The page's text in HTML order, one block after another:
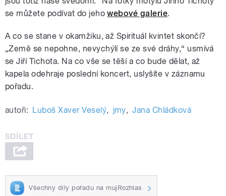
se můžete podívat do jehowebové galerie.
A co se stane v okamžiku, až Spirituál kvintet skončí?
„Země se nepohne, nevychýlí se ze své dráhy,“ usmívá
se Jiří Tichota. Na co vše se těší a co bude dělat, až
kapela odehraje poslední koncert, uslyšíte v záznamu
pořadu.
autoři: Luboš Xaver Veselý, jmy, Jana Chládková
Všechny díly pořadu na mujRozhlas